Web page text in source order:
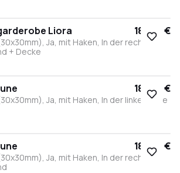
Liora 184,00 €
Ja, mit Haken, In der rechten
+ Decke
184,00 €
Ja, mit Haken, In der linken Ecke
184,00 €
Ja, mit Haken, In der rechten